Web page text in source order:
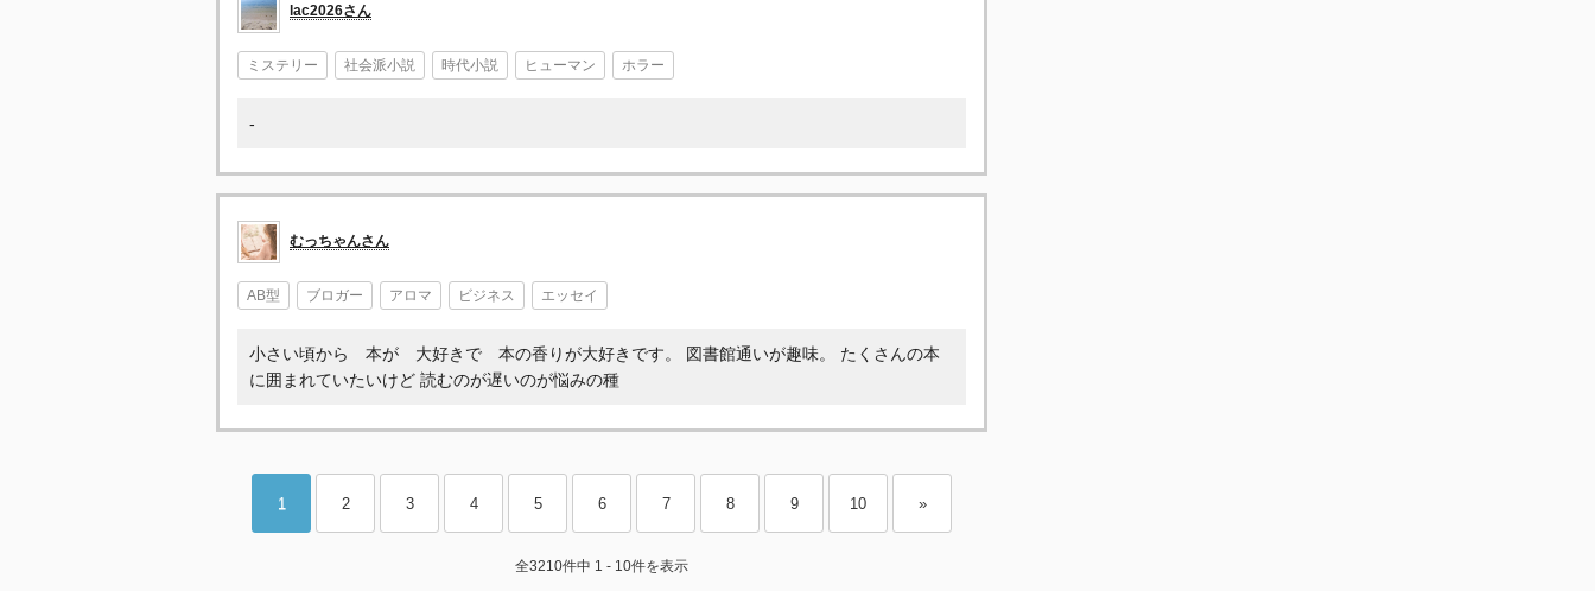
lac2026さん
ミステリー 社会派小説 時代小説 ヒューマン ホラー
-
むっちゃんさん
AB型 ブロガー アロマ ビジネス エッセイ
小さい頃から 本が 大好きで 本の香りが大好きです。 図書館通いが趣味。 たくさんの本
に囲まれていたいけど 読むのが遅いのが悩みの種
1 2 3 4 5 6 7 8 9 10 »
全3210件中 1 - 10件を表示